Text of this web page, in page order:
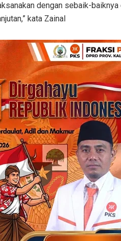
dengan sebaik-
kata Zainal